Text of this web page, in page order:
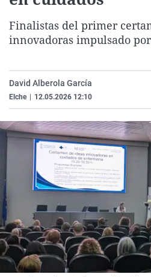
Finalistas del primer
innovadoras impulsado
David Alberola García
Elche 12.05.2026 12:10